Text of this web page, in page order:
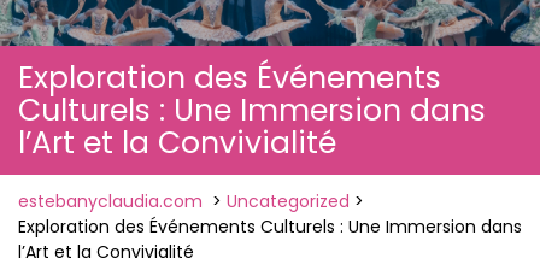
Exploration des Événements
Culturels : Une Immersion dans
l’Art et la Convivialité
estebanyclaudia.com > Uncategorized >
Exploration des Événements Culturels : Une Immersion dans
l’Art et la Convivialité